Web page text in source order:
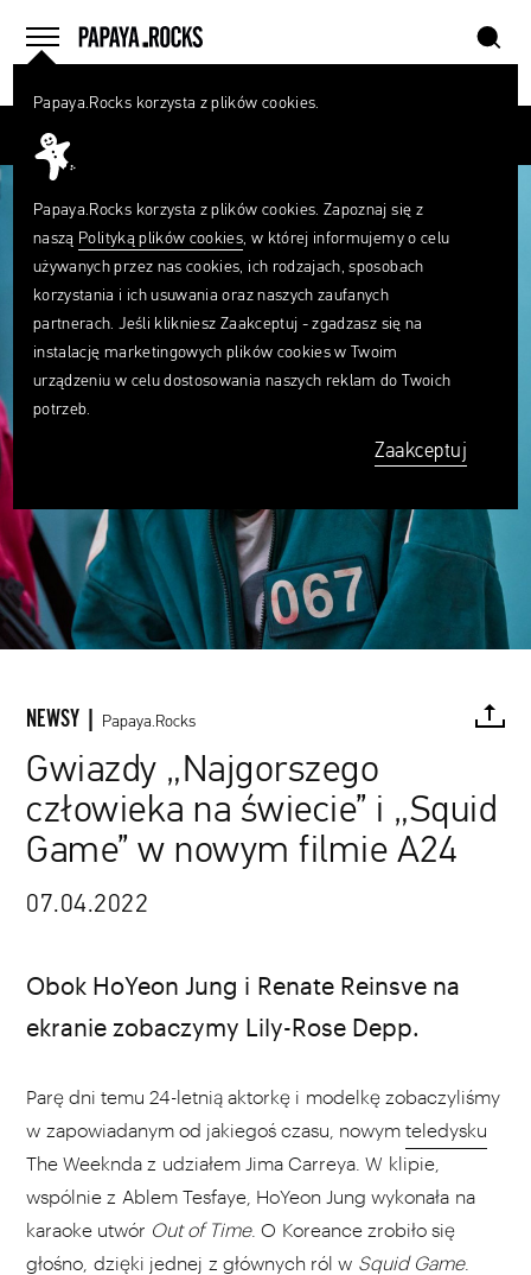
menu
home szukaj
NEWSY | Papaya.Rocks
Gwiazdy „Najgorszego
człowieka na świecie” i „Squid
Game” w nowym filmie A24
07.04.2022
fot. Netflix
FACEBOOK TWITTER PINTEREST MAIL
Obok HoYeon Jung i Renate Reinsve na
ekranie zobaczymy Lily-Rose Depp.
Parę dni temu 24-letnią aktorkę i modelkę zobaczyliśmy
w zapowiadanym od jakiegoś czasu, nowym teledysku
The Weeknda z udziałem Jima Carreya. W klipie,
wspólnie z Ablem Tesfaye, HoYeon Jung wykonała na
karaoke utwór Out of Time. O Koreance zrobiło się
głośno, dzięki jednej z głównych ról w Squid Game.
Papaya.Rocks korzysta z plików cookies.
Papaya.Rocks korzysta z plików cookies. Zapoznaj się z
naszą Polityką plików cookies, w której informujemy o celu
używanych przez nas cookies, ich rodzajach, sposobach
korzystania i ich usuwania oraz naszych zaufanych
partnerach. Jeśli klikniesz Zaakceptuj - zgadzasz się na
instalację marketingowych plików cookies w Twoim
urządzeniu w celu dostosowania naszych reklam do Twoich
potrzeb.
Zaakceptuj
Czego
szukasz?